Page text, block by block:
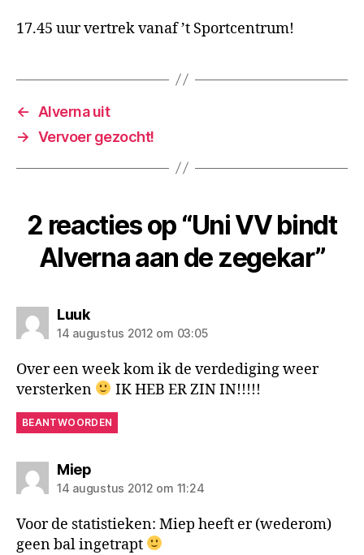
17.45 uur vertrek vanaf ’t Sportcentrum!
←
Alverna uit
→ Vervoer gezocht!
2 reacties op “Uni VV bindt
Alverna aan de zegekar”
Luukzegt:
14 augustus 2012 om 03:05
Over een week kom ik de verdediging weer
versterken
IK HEB ER ZIN IN!!!!!
BEANTWOORDEN
Miepzegt:
14 augustus 2012 om 11:24
Voor de statistieken: Miep heeft er (wederom)
geen bal ingetrapt